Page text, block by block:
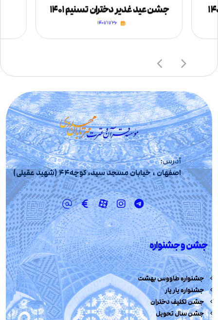
جشن عید غدیر دختران تسنیم ۱۴۰۱
۱۴۰۱/۱۱/۲۶
آدرس:
اصفهان ، خیابان مسجد سید، کوچه44 (شهید عقیلی)
جشن و جشنواره
جشنواره طاووس بهشت
جشنواره یار یار
جشن تکلیف دختران
جشن سال تحویل